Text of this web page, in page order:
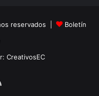
reservados |
Boletín
CreativosEC